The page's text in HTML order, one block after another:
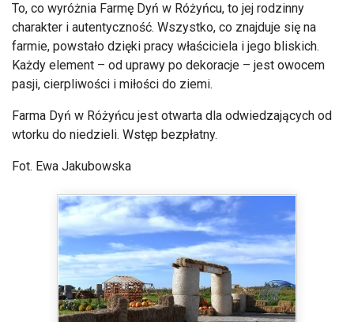
To, co wyróżnia Farmę Dyń w Różyńcu, to jej rodzinny
charakter i autentyczność. Wszystko, co znajduje się na
farmie, powstało dzięki pracy właściciela i jego bliskich.
Każdy element – od uprawy po dekoracje – jest owocem
pasji, cierpliwości i miłości do ziemi.
Farma Dyń w Różyńcu jest otwarta dla odwiedzających od
wtorku do niedzieli. Wstęp bezpłatny.
Fot. Ewa Jakubowska